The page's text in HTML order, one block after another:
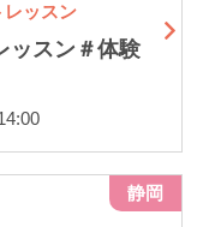
ッスン
ッスン＃体験
静岡